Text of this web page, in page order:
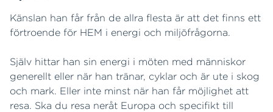
Känslan han får från de allra flesta är att det finns ett
förtroende för HEM i energi och miljöfrågorna.
Själv hittar han sin energi i möten med människor
generellt eller när han tränar, cyklar och är ute i skog
och mark. Eller inte minst när han får möjlighet att
resa. Ska du resa neråt Europa och specifikt till